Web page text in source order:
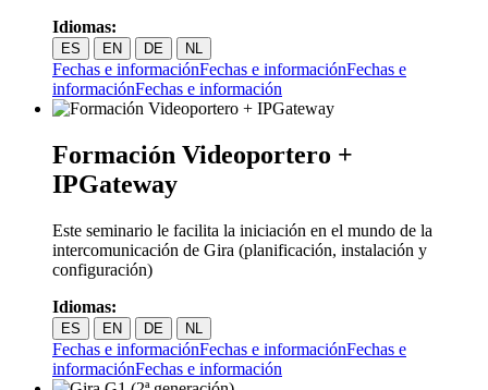
Idiomas:
ES EN DE NL
Fechas e informaciónFechas e informaciónFechas e
informaciónFechas e información
Formación Videoportero +
IPGateway
Este seminario le facilita la iniciación en el mundo de la
intercomunicación de Gira (planificación, instalación y
configuración)
Idiomas:
ES EN DE NL
Fechas e informaciónFechas e informaciónFechas e
informaciónFechas e información